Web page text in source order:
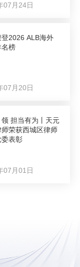
07月24日
登2026 ALB海外
名榜
07月20日
担当有为丨天元
师荣获西城区律师
表彰
07月01日